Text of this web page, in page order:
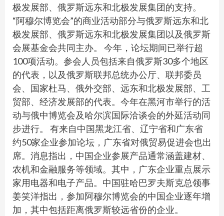
极发展部、俄罗斯远东和北极发展集团的支持。
“阿穆尔博览会”的商业活动部分与俄罗斯远东和北
极发展部、俄罗斯远东和北极发展集团以及俄罗斯
会展基金会共同主办。 今年，论坛期间已举行超
100项活动。参会人员包括来自俄罗斯30多个地区
的代表，以及俄罗斯联邦总统办公厅、联邦委员
会、国家杜马、俄外交部、远东和北极发展部、工
贸部、经济发展部的代表。今年在黑河市举行的活
动与俄中博览会及哈尔滨国际洽谈会的外延活动同
步进行。 有来自中国黑龙江省、辽宁省和广东省
约50家企业参加论坛，广东省对俄贸易促进会也出
席。消息指出，中国企业参展产品通常涵盖建材、
农机和金融服务等领域。其中，广东企业重点展示
家用电器和电子产品。中国驻哈巴罗夫斯克总领事
姜笑洋指出，参加阿穆尔博览会的中国企业逐年增
加，其中包括距离俄罗斯较远省份的企业。